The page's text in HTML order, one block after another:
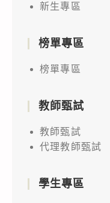
新生專區
榜單專區
榜單專區
教師甄試
教師甄試
代理教師甄試
學生專區